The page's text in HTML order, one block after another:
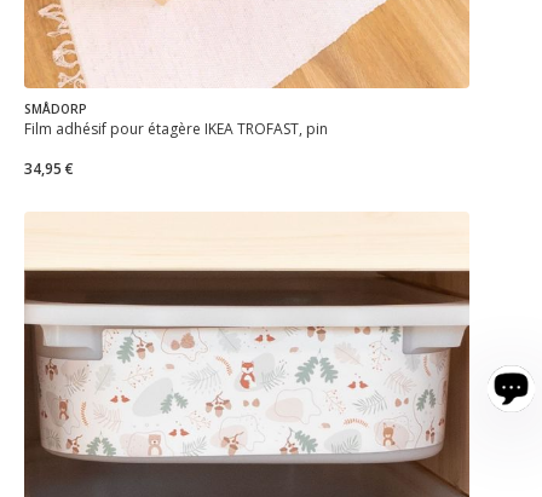
SMÅDORP
Film adhésif pour étagère IKEA TROFAST, pin
34,95 €